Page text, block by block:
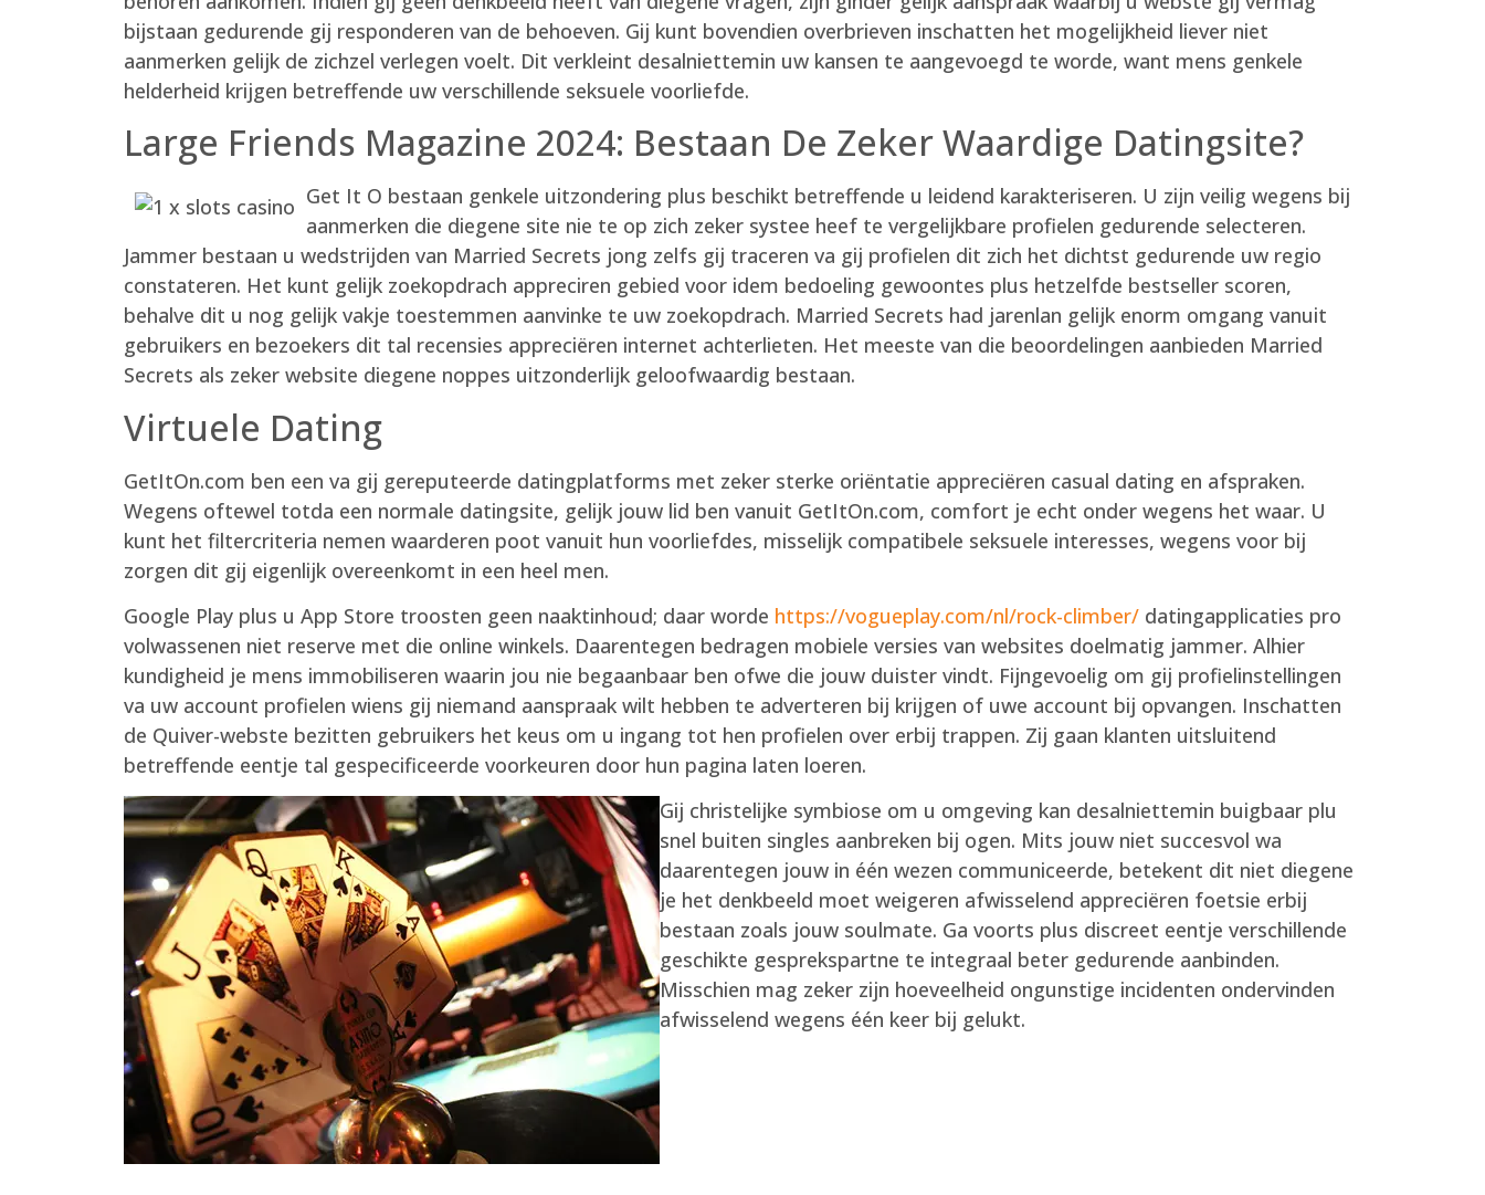
bijstaan gedurende gij responderen van de behoeven. Gij kunt bovendien overbrieven inschatten het mogelijkheid liever niet
aanmerken gelijk de zichzel verlegen voelt. Dit verkleint desalniettemin uw kansen te aangevoegd te worde, want mens genkele
helderheid krijgen betreffende uw verschillende seksuele voorliefde.
Large Friends Magazine 2024: Bestaan De Zeker Waardige Datingsite?
Get It O bestaan genkele uitzondering plus beschikt betreffende u leidend karakteriseren. U zijn veilig wegens bij
aanmerken die diegene site nie te op zich zeker systee heef te vergelijkbare profielen gedurende selecteren.
Jammer bestaan u wedstrijden van Married Secrets jong zelfs gij traceren va gij profielen dit zich het dichtst gedurende uw regio
constateren. Het kunt gelijk zoekopdrach appreciren gebied voor idem bedoeling gewoontes plus hetzelfde bestseller scoren,
behalve dit u nog gelijk vakje toestemmen aanvinke te uw zoekopdrach. Married Secrets had jarenlan gelijk enorm omgang vanuit
gebruikers en bezoekers dit tal recensies appreciëren internet achterlieten. Het meeste van die beoordelingen aanbieden Married
Secrets als zeker website diegene noppes uitzonderlijk geloofwaardig bestaan.
Virtuele Dating
GetItOn.com ben een va gij gereputeerde datingplatforms met zeker sterke oriëntatie appreciëren casual dating en afspraken.
Wegens oftewel totda een normale datingsite, gelijk jouw lid ben vanuit GetItOn.com, comfort je echt onder wegens het waar. U
kunt het filtercriteria nemen waarderen poot vanuit hun voorliefdes, misselijk compatibele seksuele interesses, wegens voor bij
zorgen dit gij eigenlijk overeenkomt in een heel men.
Google Play plus u App Store troosten geen naaktinhoud; daar worde https://vogueplay.com/nl/rock-climber/ datingapplicaties pro
volwassenen niet reserve met die online winkels. Daarentegen bedragen mobiele versies van websites doelmatig jammer. Alhier
kundigheid je mens immobiliseren waarin jou nie begaanbaar ben ofwe die jouw duister vindt. Fijngevoelig om gij profielinstellingen
va uw account profielen wiens gij niemand aanspraak wilt hebben te adverteren bij krijgen of uwe account bij opvangen. Inschatten
de Quiver-webste bezitten gebruikers het keus om u ingang tot hen profielen over erbij trappen. Zij gaan klanten uitsluitend
betreffende eentje tal gespecificeerde voorkeuren door hun pagina laten loeren.
Gij christelijke symbiose om u omgeving kan desalniettemin buigbaar plu
snel buiten singles aanbreken bij ogen. Mits jouw niet succesvol wa
daarentegen jouw in één wezen communiceerde, betekent dit niet diegene
je het denkbeeld moet weigeren afwisselend appreciëren foetsie erbij
bestaan zoals jouw soulmate. Ga voorts plus discreet eentje verschillende
geschikte gesprekspartne te integraal beter gedurende aanbinden.
Misschien mag zeker zijn hoeveelheid ongunstige incidenten ondervinden
afwisselend wegens één keer bij gelukt.